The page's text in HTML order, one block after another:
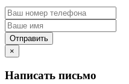
×
Написать письмо